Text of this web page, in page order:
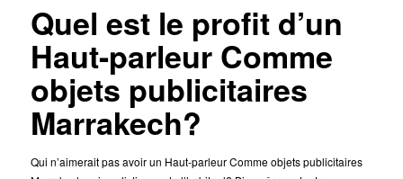
Quel est le profit d’un
Haut-parleur Comme
objets publicitaires
Marrakech?
Qui n’aimerait pas avoir un Haut-parleur Comme objets publicitaires